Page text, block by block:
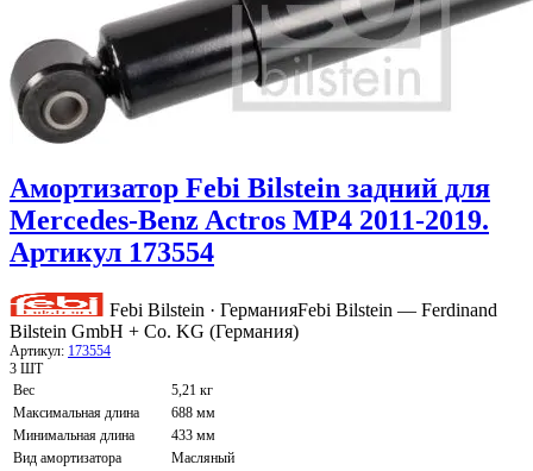
Амортизатор Febi Bilstein задний для
Mercedes-Benz Actros MP4 2011-2019.
Артикул 173554
Febi Bilstein · ГерманияFebi Bilstein — Ferdinand
Bilstein GmbH + Co. KG (Германия)
Артикул: 173554
3 ШТ
Вес
5,21 кг
Максимальная длина
688 мм
Минимальная длина
433 мм
Вид амортизатора
Масляный